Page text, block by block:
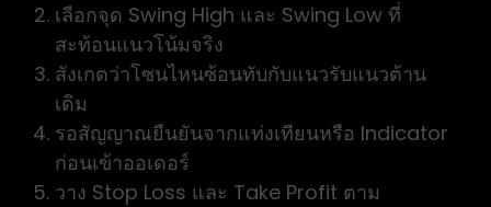
เลือกจุด Swing High และ Swing Low ที่
สะท้อนแนวโน้มจริง
สังเกตว่าโซนไหนซ้อนทับกับแนวรับแนวต้าน
เดิม
รอสัญญาณยืนยันจากแท่งเทียนหรือ Indicator
ก่อนเข้าออเดอร์
วาง Stop Loss และ Take Profit ตาม